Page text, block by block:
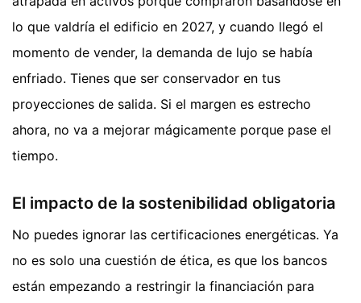
lo que valdría el edificio en 2027, y cuando llegó el
momento de vender, la demanda de lujo se había
enfriado. Tienes que ser conservador en tus
proyecciones de salida. Si el margen es estrecho
ahora, no va a mejorar mágicamente porque pase el
tiempo.
El impacto de la sostenibilidad obligatoria
No puedes ignorar las certificaciones energéticas. Ya
no es solo una cuestión de ética, es que los bancos
están empezando a restringir la financiación para